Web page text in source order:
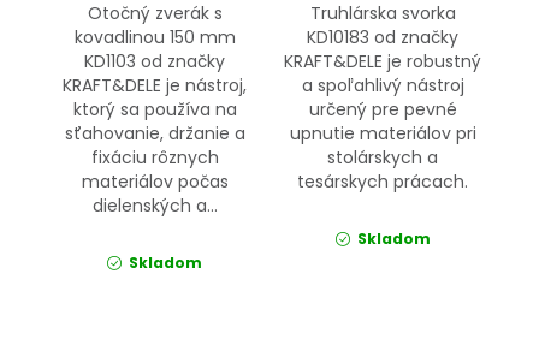
Otočný zverák s
kovadlinou 150 mm
KD1103 od značky
KRAFT&DELE je nástroj,
ktorý sa používa na
sťahovanie, držanie a
fixáciu rôznych
materiálov počas
dielenských a...
Skladom
Truhlárska svorka
KD10183 od značky
KRAFT&DELE je robustný
a spoľahlivý nástroj
určený pre pevné
upnutie materiálov pri
stolárskych a
tesárskych prácach.
Skladom